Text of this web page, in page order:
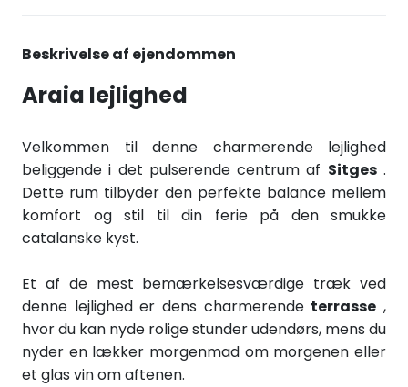
Beskrivelse af ejendommen
Araia lejlighed
Velkommen til denne charmerende lejlighed
beliggende i det pulserende centrum af Sitges.
Dette rum tilbyder den perfekte balance mellem
komfort og stil til din ferie på den smukke
catalanske kyst.
Et af de mest bemærkelsesværdige træk ved
denne lejlighed er dens charmerende terrasse ,
hvor du kan nyde rolige stunder udendørs, mens du
nyder en lækker morgenmad om morgenen eller
et glas vin om aftenen.